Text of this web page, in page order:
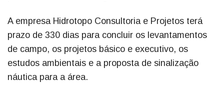
A empresa Hidrotopo Consultoria e Projetos terá
prazo de 330 dias para concluir os levantamentos
de campo, os projetos básico e executivo, os
estudos ambientais e a proposta de sinalização
náutica para a área.